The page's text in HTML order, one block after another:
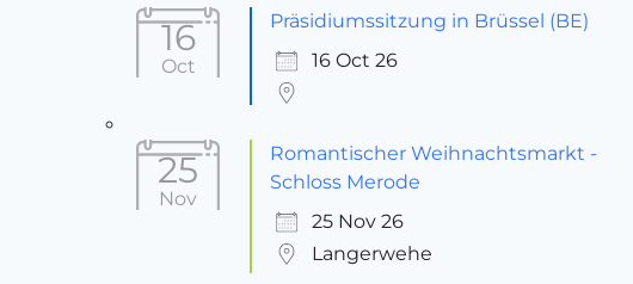
16
Oct
Präsidiumssitzung in Brüssel (BE)
16 Oct 26
25
Nov
Romantischer Weihnachtsmarkt -
Schloss Merode
25 Nov 26
Langerwehe